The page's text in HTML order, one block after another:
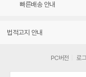
빠른배송 안내
법적고지 안내
PC버전 로